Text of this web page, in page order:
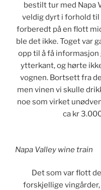
bestilt tur med Napa
veldig dyrt i forhold til
forberedt på en flott
ble det ikke. Toget var
opp til å få
ytterkant, og hørte
vognen. Bortsett fra
men vinen vi skulle
noe som virket
ca kr
Napa Valley wine train
Det som var flott
forskjellige